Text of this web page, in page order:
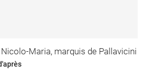
Maria, marquis de Pallavicini